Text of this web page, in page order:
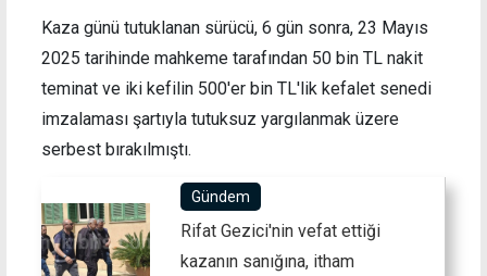
Kaza günü tutuklanan sürücü, 6 gün sonra, 23 Mayıs
2025 tarihinde mahkeme tarafından 50 bin TL nakit
teminat ve iki kefilin 500'er bin TL'lik kefalet senedi
imzalaması şartıyla tutuksuz yargılanmak üzere
serbest bırakılmıştı.
Gündem
Rifat Gezici'nin vefat ettiği
kazanın sanığına, itham